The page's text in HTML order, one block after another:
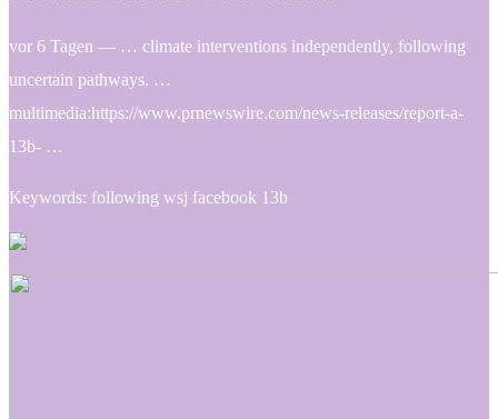
vor 6 Tagen — … climate interventions independently, following
uncertain pathways. …
multimedia:https://www.prnewswire.com/news-releases/report-a-
13b- …
Keywords: following wsj facebook 13b